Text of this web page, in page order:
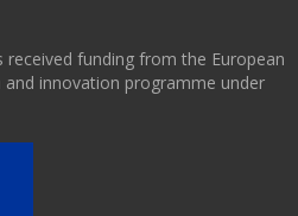
received funding from the European
and innovation programme under